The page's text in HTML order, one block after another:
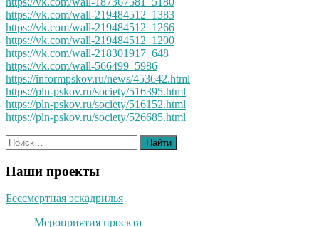
https://vk.com/wall-219484512_1383
https://vk.com/wall-219484512_1266
https://vk.com/wall-219484512_1200
https://vk.com/wall-218301917_648
https://vk.com/wall-566499_5986
https://informpskov.ru/news/453642.html
https://pln-pskov.ru/society/516395.html
https://pln-pskov.ru/society/516152.html
https://pln-pskov.ru/society/526685.html
Наши проекты
Бессмертная эскадрилья
Мероприятия проекта